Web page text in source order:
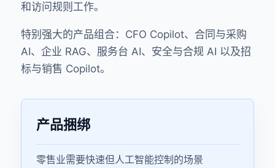
和访问规则工作。
特别强大的产品组合：CFO Copilot、合同与采购
AI、企业 RAG、服务台 AI、安全与合规 AI 以及招
标与销售 Copilot。
产品捆绑
零售业需要快速但人工智能控制的场景